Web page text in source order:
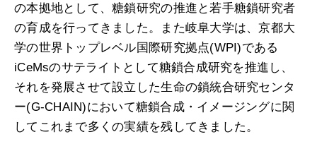
の本拠地として、糖鎖研究の推進と若手糖鎖研究者
の育成を行ってきました。また岐阜大学は、京都大
学の世界トップレベル国際研究拠点(WPI)である
iCeMsのサテライトとして糖鎖合成研究を推進し、
それを発展させて設立した生命の鎖統合研究センタ
ー(G-CHAIN)において糖鎖合成・イメージングに関
してこれまで多くの実績を残してきました。